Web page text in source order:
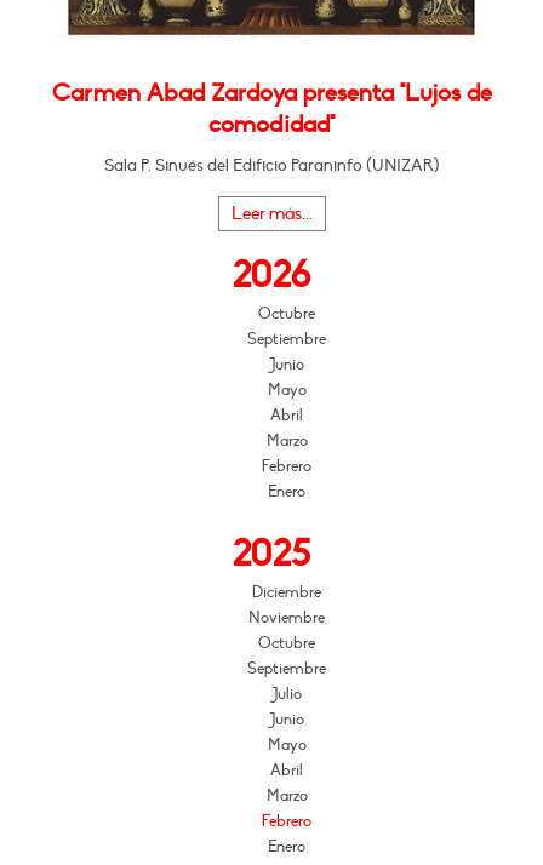
Carmen Abad Zardoya presenta "Lujos de
comodidad"
Sala P. Sinués del Edificio Paraninfo (UNIZAR)
Leer más...
2026
Octubre
Septiembre
Junio
Mayo
Abril
Marzo
Febrero
Enero
2025
Diciembre
Noviembre
Octubre
Septiembre
Julio
Junio
Mayo
Abril
Marzo
Febrero
Enero